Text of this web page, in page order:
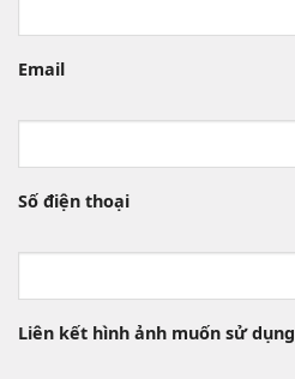
Email
Số điện thoại
Liên kết hình ảnh muốn sử dụng